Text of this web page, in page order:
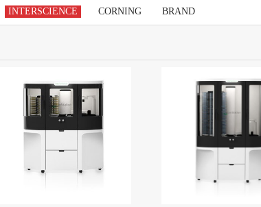
INTERSCIENCE CORNING BRAND